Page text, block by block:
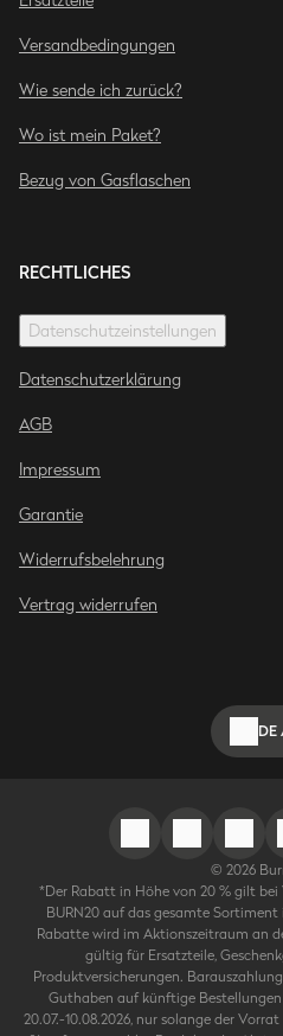
Versandbedingungen
Wie sende ich zurück?
Wo ist mein Paket?
Bezug von Gasflaschen
RECHTLICHES
Datenschutzeinstellungen
Datenschutzerklärung
AGB
Impressum
Garantie
Widerrufsbelehrung
Vertrag widerrufen
DE
© 2026
*Der Rabatt in Höhe von 20 % gilt
BURN20 auf das gesamte
Rabatte wird im Aktionszeitraum an
gültig für Ersatzteile,
Produktversicherungen.
Guthaben auf künftige
20.07.-10.08.2026, nur solange der